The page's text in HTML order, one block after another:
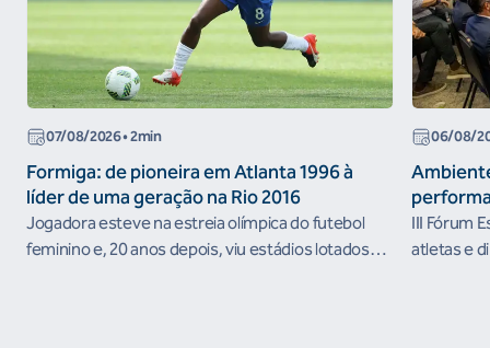
07/08/2026• 2min
Formiga: de pioneira em Atlanta 1996 à
líder de uma geração na Rio 2016
Jogadora esteve na estreia olímpica do futebol
feminino e, 20 anos depois, viu estádios lotados
06/08/
III Fórum
atletas e